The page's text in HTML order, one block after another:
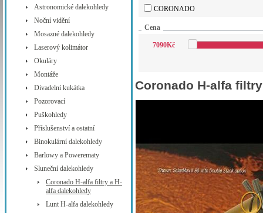
Astronomické dalekohledy
Noční vidění
Mosazné dalekohledy
Laserový kolimátor
Okuláry
Montáže
Divadelní kukátka
Pozorovací
Puškohledy
Příslušenství a ostatní
Binokulární dalekohledy
Barlowy a Powerematy
Sluneční dalekohledy
Coronado H-alfa filtry a H-
alfa dalekohledy
Lunt H-alfa dalekohledy
CORONADO
Cena
7090Kč
Coronado H-alfa